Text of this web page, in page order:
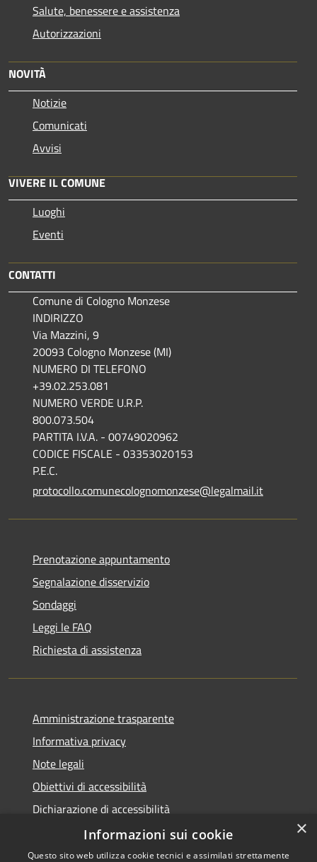
Salute, benessere e assistenza
Autorizzazioni
NOVITÀ
Notizie
Comunicati
Avvisi
VIVERE IL COMUNE
Luoghi
Eventi
CONTATTI
Comune di Cologno Monzese
INDIRIZZO
Via Mazzini, 9
20093 Cologno Monzese (MI)
NUMERO DI TELEFONO
+39.02.253.081
NUMERO VERDE U.R.P.
800.073.504
PARTITA I.V.A. - 00749020962
CODICE FISCALE - 03353020153
P.E.C.
protocollo.comunecolognomonzese@legalmail.it
Prenotazione appuntamento
Segnalazione disservizio
Sondaggi
Leggi le FAQ
Richiesta di assistenza
Amministrazione trasparente
Informativa privacy
Note legali
Obiettivi di accessibilità
Dichiarazione di accessibilità
Open Data
×
Informazioni sui cookie
Questo sito web utilizza cookie tecnici e assimilati strettamente